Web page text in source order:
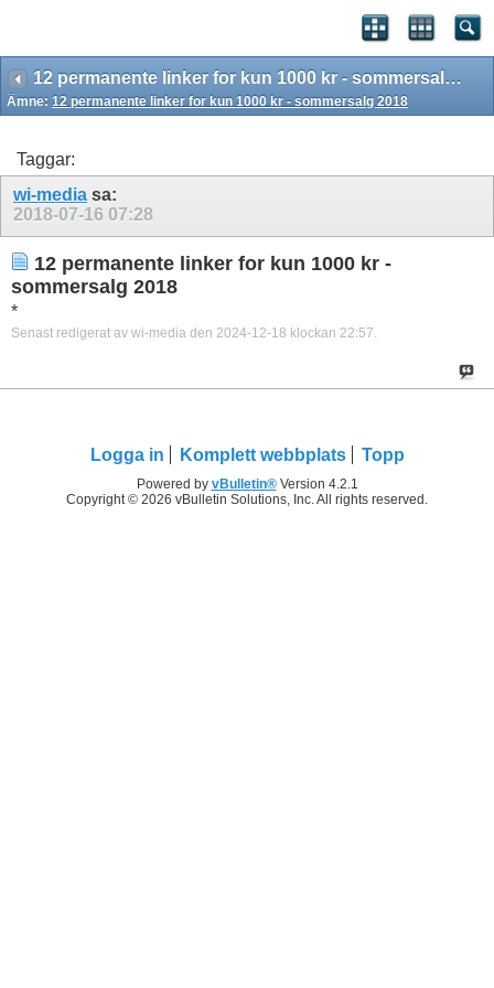
12 permanente linker for kun 1000 kr - sommersalg 2018
Ämne: 12 permanente linker for kun 1000 kr - sommersalg 2018
Taggar:
wi-media sa:
2018-07-16 07:28
12 permanente linker for kun 1000 kr -
sommersalg 2018
*
Senast redigerat av wi-media den 2024-12-18 klockan 22:57.
Logga in Komplett webbplats Topp
Powered by vBulletin®Version 4.2.1
Copyright © 2026 vBulletin Solutions, Inc. All rights reserved.